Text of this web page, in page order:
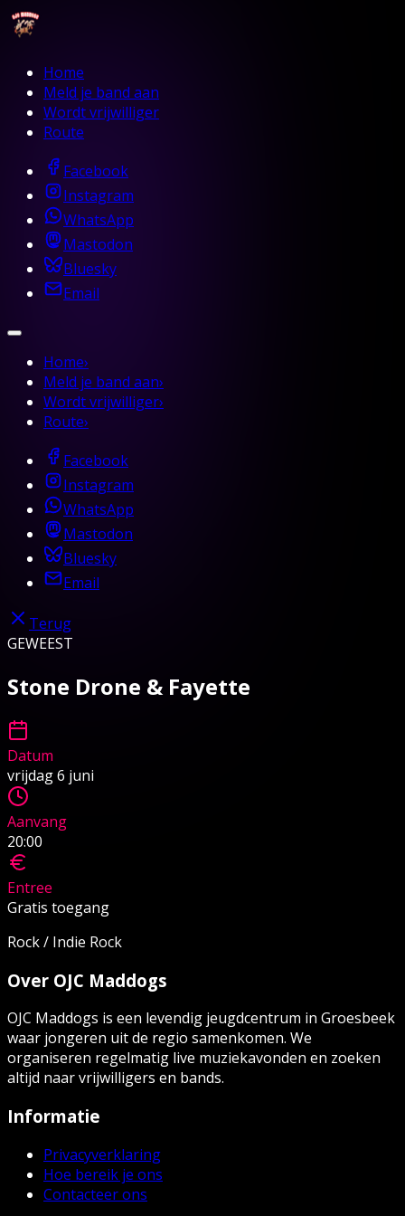
Home
Meld je band aan
Wordt vrijwilliger
Route
Facebook
Instagram
WhatsApp
Mastodon
Bluesky
Email
Home›
Meld je band aan›
Wordt vrijwilliger›
Route›
Facebook
Instagram
WhatsApp
Mastodon
Bluesky
Email
Terug
GEWEEST
Stone Drone & Fayette
Datum
vrijdag 6 juni
Aanvang
20:00
Entree
Gratis toegang
Rock / Indie Rock
Over OJC Maddogs
OJC Maddogs is een levendig jeugdcentrum in Groesbeek
waar jongeren uit de regio samenkomen. We
organiseren regelmatig live muziekavonden en zoeken
altijd naar vrijwilligers en bands.
Informatie
Privacyverklaring
Hoe bereik je ons
Contacteer ons